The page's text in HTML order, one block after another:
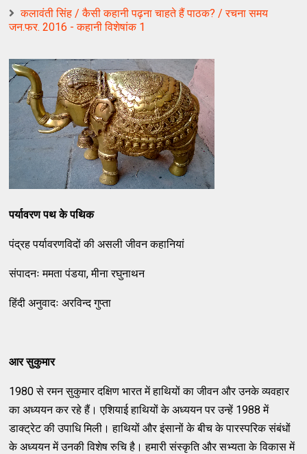
कलावंती सिंह / कैसी कहानी पढ़ना चाहते हैं पाठक? / रचना समय
जन.फर. 2016 - कहानी विशेषांक 1
पर्यावरण पथ के पथिक
पंद्रह पर्यावरणविदों की असली जीवन कहानियां
संपादनः ममता पंडया, मीना रघुनाथन
हिंदी अनुवादः अरविन्द गुप्ता
आर सुकुमार
1980 से रमन सुकुमार दक्षिण भारत में हाथियों का जीवन और उनके व्यवहार
का अध्ययन कर रहे हैं। एशियाई हाथियों के अध्ययन पर उन्हें 1988 में
डाक्ट्रेट की उपाधि मिली। हाथियों और इंसानों के बीच के पारस्परिक संबंधों
के अध्ययन में उनकी विशेष रुचि है। हमारी संस्कृति और सभ्यता के विकास में